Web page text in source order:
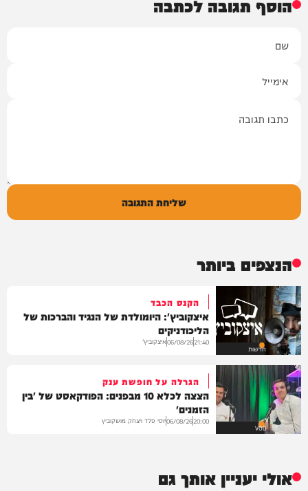
שליחת התגובה
הנצפים ביותר
חדשות
הקנס הכבד
איצקוביץ': היומולדת של הנגיד והברכות של
הליכודניקים
21:40
06/08/26איצקוביץ'
VOD
הגרלה על חופשת ענק
הצצה לכלא 10 מבפנים: הפודקאסט של 'בין
הזמנים'
20:00
06/08/26יוסי פלד ויצחק מושקוביץ
אולי יעניין אותך גם